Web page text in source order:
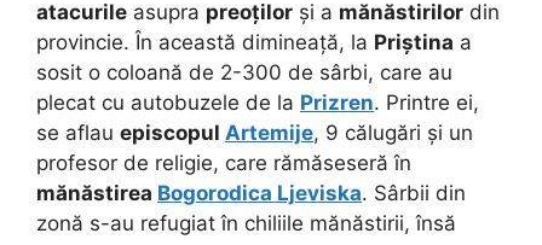
atacurile asupra preoților și a mănăstirilor din
provincie. În această dimineață, la Priștina a
sosit o coloană de 2-300 de sârbi, care au
plecat cu autobuzele de la Prizren. Printre ei,
se aflau episcopul Artemije, 9 călugări și un
profesor de religie, care rămăseseră în
mănăstirea Bogorodica Ljeviska. Sârbii din
zonă s-au refugiat în chiliile mănăstirii, însă